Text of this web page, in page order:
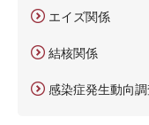
エイズ関係
結核関係
感染症発生動向